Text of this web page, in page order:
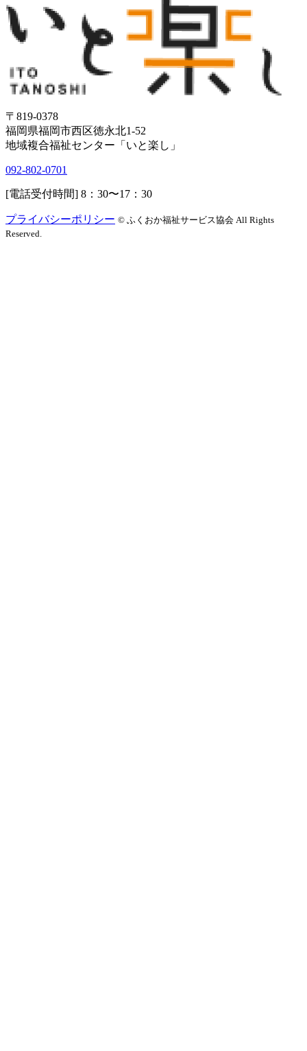
〒819-0378
福岡県福岡市西区徳永北1-52
地域複合福祉センター「いと楽し」
092-802-0701
[電話受付時間] 8：30〜17：30
プライバシーポリシー © ふくおか福祉サービス協会 All Rights
Reserved.